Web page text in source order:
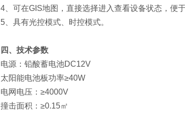
4、可在GIS地图，直接选择进入查看设备状态，便于
5、具有光控模式、时控模式。
四、技术参数
电源：铅酸蓄电池DC12V
太阳能电池板功率≥40W
电网电压：≥4000V
撞击面积：≥0.15㎡